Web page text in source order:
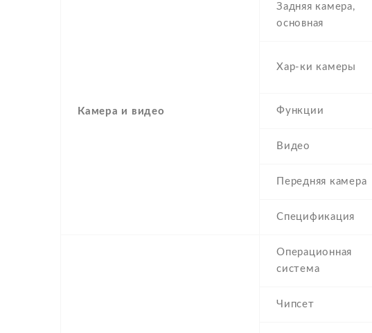
Камера и видео
Задняя камера,
основная
Хар-ки камеры
Функции
Видео
Передняя камера
Спецификация
Операционная
система
Чипсет